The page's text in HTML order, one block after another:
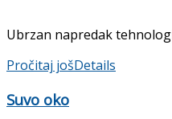
Ubrzan napredak
Pročitaj jošDetails
Suvo oko